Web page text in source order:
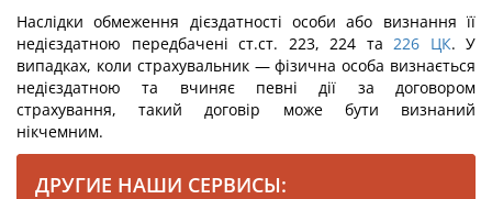
Наслідки обмеження дієздатності особи або визнання її
недієздатною передбачені ст.ст. 223, 224 та 226 ЦК. У
випадках, коли страхувальник — фізична особа визнається
недієздатною та вчиняє певні дії за договором
страхування, такий договір може бути визнаний
нікчемним.
ДРУГИЕ НАШИ СЕРВИСЫ: